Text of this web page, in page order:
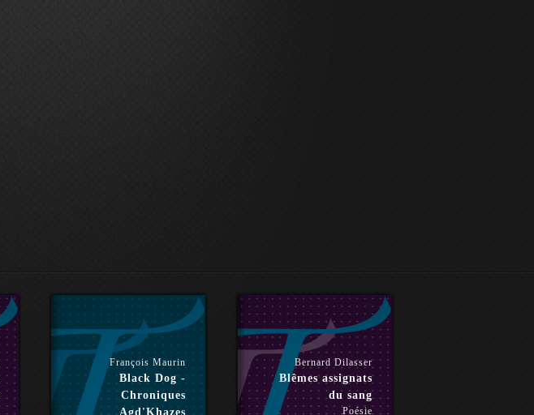
François Maurin
Black Dog -
Chroniques
Agd'Khazes
Bernard Dilasser
Blêmes assignats
du sang
Poésie